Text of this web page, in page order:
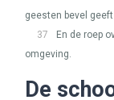
geesten bevel
37
En de roep
omgeving.
De